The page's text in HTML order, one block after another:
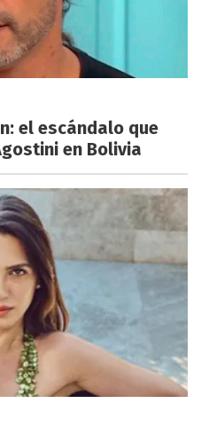
el escándalo que
en Bolivia